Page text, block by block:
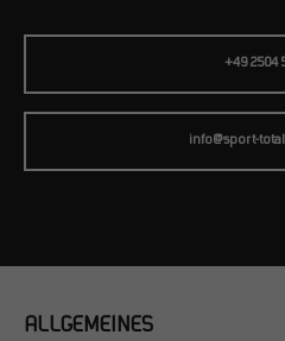
+49 2504
info@sport-
ALLGEMEINES